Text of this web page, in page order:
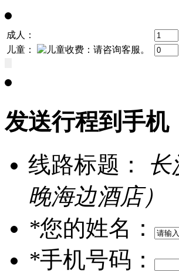
成人：
儿童：
发送行程到手机
线路标题：
长
晚海边酒店）
*您的姓名：
*手机号码：